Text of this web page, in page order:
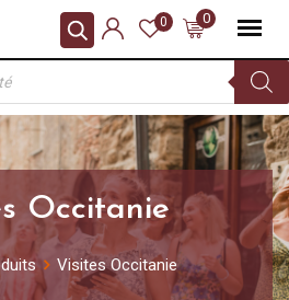
0
0
Occitanie
Visites Occitanie